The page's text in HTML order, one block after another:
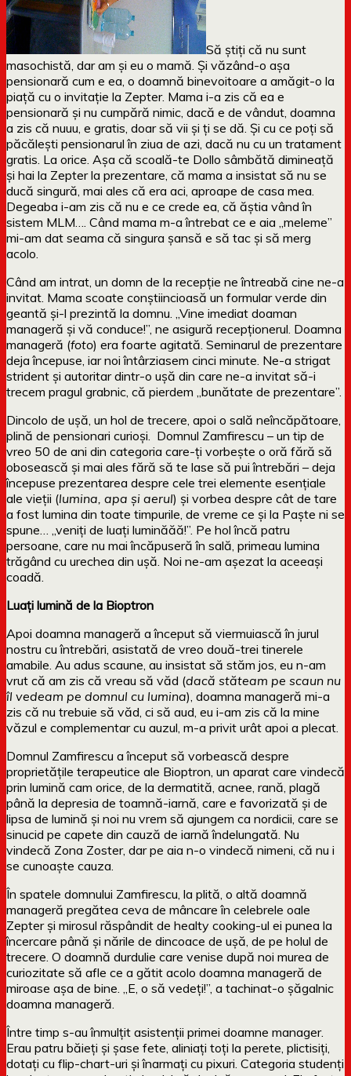
Să știți că nu sunt
masochistă, dar am și eu o mamă. Și văzând-o așa
pensionară cum e ea, o doamnă binevoitoare a amăgit-o la
piață cu o invitație la Zepter. Mama i-a zis că ea e
pensionară și nu cumpără nimic, dacă e de vândut, doamna
a zis că nuuu, e gratis, doar să vii și ți se dă. Și cu ce poți să
păcălești pensionarul în ziua de azi, dacă nu cu un tratament
gratis. La orice. Așa că scoală-te Dollo sâmbătă dimineață
și hai la Zepter la prezentare, că mama a insistat să nu se
ducă singură, mai ales că era aci, aproape de casa mea.
Degeaba i-am zis că nu e ce crede ea, că ăștia vând în
sistem MLM…. Când mama m-a întrebat ce e aia „meleme”
mi-am dat seama că singura șansă e să tac și să merg
acolo.
Când am intrat, un domn de la recepție ne întreabă cine ne-a
invitat. Mama scoate conștiincioasă un formular verde din
geantă și-l prezintă la domnu. „Vine imediat doaman
manageră și vă conduce!”, ne asigură recepționerul. Doamna
manageră (foto) era foarte agitată. Seminarul de prezentare
deja începuse, iar noi întârziasem cinci minute. Ne-a strigat
strident și autoritar dintr-o ușă din care ne-a invitat să-i
trecem pragul grabnic, că pierdem „bunătate de prezentare”.
Dincolo de ușă, un hol de trecere, apoi o sală neîncăpătoare,
plină de pensionari curioși. Domnul Zamfirescu – un tip de
vreo 50 de ani din categoria care-ți vorbește o oră fără să
obosească și mai ales fără să te lase să pui întrebări – deja
începuse prezentarea despre cele trei elemente esențiale
ale vieții (lumina, apa și aerul) și vorbea despre cât de tare
a fost lumina din toate timpurile, de vreme ce și la Paște ni se
spune… „veniți de luați luminăăă!”. Pe hol încă patru
persoane, care nu mai încăpuseră în sală, primeau lumina
trăgând cu urechea din ușă. Noi ne-am așezat la aceeași
coadă.
Luați lumină de la Bioptron
Apoi doamna manageră a început să viermuiască în jurul
nostru cu întrebări, asistată de vreo două-trei tinerele
amabile. Au adus scaune, au insistat să stăm jos, eu n-am
vrut că am zis că vreau să văd (dacă stăteam pe scaun nu
îl vedeam pe domnul cu lumina), doamna manageră mi-a
zis că nu trebuie să văd, ci să aud, eu i-am zis că la mine
văzul e complementar cu auzul, m-a privit urât apoi a plecat.
Domnul Zamfirescu a început să vorbească despre
proprietățile terapeutice ale Bioptron, un aparat care vindecă
prin lumină cam orice, de la dermatită, acnee, rană, plagă
până la depresia de toamnă-iarnă, care e favorizată și de
lipsa de lumină și noi nu vrem să ajungem ca nordicii, care se
sinucid pe capete din cauză de iarnă îndelungată. Nu
vindecă Zona Zoster, dar pe aia n-o vindecă nimeni, că nu i
se cunoaște cauza.
În spatele domnului Zamfirescu, la plită, o altă doamnă
manageră pregătea ceva de mâncare în celebrele oale
Zepter și mirosul răspândit de healty cooking-ul ei punea la
încercare până și nările de dincoace de ușă, de pe holul de
trecere. O doamnă durdulie care venise după noi murea de
curiozitate să afle ce a gătit acolo doamna manageră de
miroase așa de bine. „E, o să vedeți!”, a tachinat-o șăgalnic
doamna manageră.
Între timp s-au înmulțit asistenții primei doamne manager.
Erau patru băieți și șase fete, aliniați toți la perete, plictisiți,
dotați cu flip-chart-uri și înarmați cu pixuri. Categoria studenți